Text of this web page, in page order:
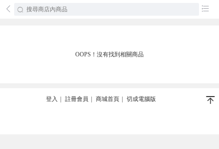
󰄕 󰂦
OOPS！沒有找到相關商品
登入 註冊會員 商城首頁 切成電腦版 󰄬